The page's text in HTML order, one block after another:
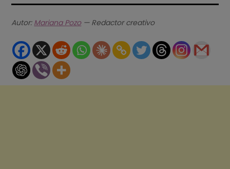
Autor: Mariana Pozo— Redactor creativo